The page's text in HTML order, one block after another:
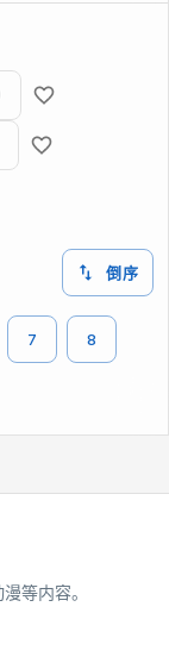
倒序
7 8
等内容。